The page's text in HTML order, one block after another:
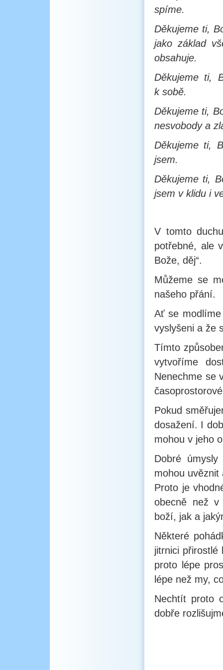
spíme.
Děkujeme ti,
jako základ
obsahuje.
Děkujeme ti,
k sobě.
Děkujeme ti,
nesvobody a
Děkujeme ti,
jsem.
Děkujeme ti,
jsem v klidu i
V tomto
potřebné, ale
Bože, děj“.
Můžeme se
našeho přání.
Ať se
vyslyšeni a že
Tímto
vytvoříme
Nenechme se
Pokud
dosažení. I
mohou v jeho
Dobré
mohou
Proto je
obecně než v
boží, jak a
Některé
jitrnici
proto lépe
lépe než my,
Nechtít proto
dobře